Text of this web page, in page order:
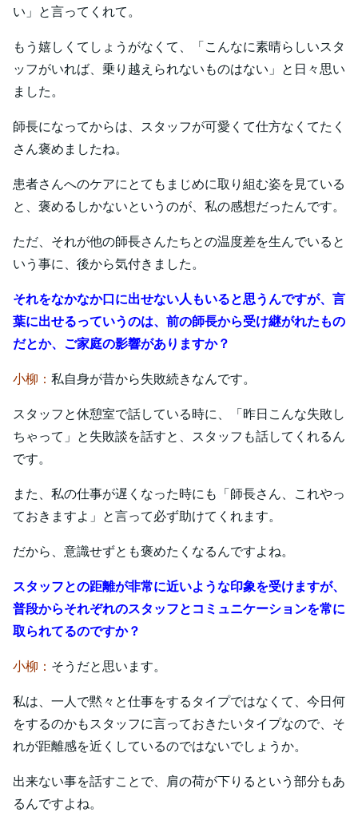
い」と言ってくれて。
もう嬉しくてしょうがなくて、「こんなに素晴らしいスタ
ッフがいれば、乗り越えられないものはない」と日々思い
ました。
師長になってからは、スタッフが可愛くて仕方なくてたく
さん褒めましたね。
患者さんへのケアにとてもまじめに取り組む姿を見ている
と、褒めるしかないというのが、私の感想だったんです。
ただ、それが他の師長さんたちとの温度差を生んでいると
いう事に、後から気付きました。
それをなかなか口に出せない人もいると思うんですが、言
葉に出せるっていうのは、前の師長から受け継がれたもの
だとか、ご家庭の影響がありますか？
小柳： 私自身が昔から失敗続きなんです。
スタッフと休憩室で話している時に、「昨日こんな失敗し
ちゃって」と失敗談を話すと、スタッフも話してくれるん
です。
また、私の仕事が遅くなった時にも「師長さん、これやっ
ておきますよ」と言って必ず助けてくれます。
だから、意識せずとも褒めたくなるんですよね。
スタッフとの距離が非常に近いような印象を受けますが、
普段からそれぞれのスタッフとコミュニケーションを常に
取られてるのですか？
小柳： そうだと思います。
私は、一人で黙々と仕事をするタイプではなくて、今日何
をするのかもスタッフに言っておきたいタイプなので、そ
れが距離感を近くしているのではないでしょうか。
出来ない事を話すことで、肩の荷が下りるという部分もあ
るんですよね。